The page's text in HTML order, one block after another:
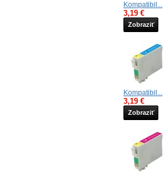
Kompatibil...
3,19 €
Zobraziť
Kompatibil...
3,19 €
Zobraziť